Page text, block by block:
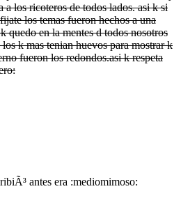
a los ricoteros de todos lados. asi k si
los temas fueron hechos a una
quedo en la mentes d todos nosotros
k mas tenian huevos para mostrar k
fueron los redondos.asi k respeta
antes era :mediomimoso: